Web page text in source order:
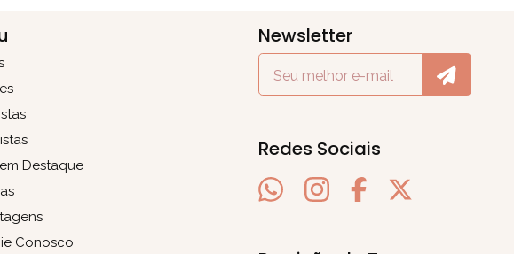
Destaque
Conosco
Newsletter
Redes Sociais